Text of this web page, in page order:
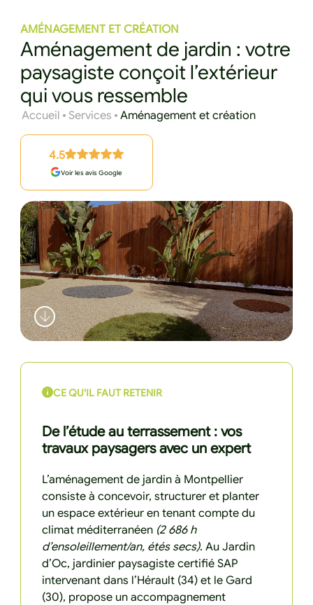
AMÉNAGEMENT ET CRÉATION
Aménagement de jardin : votre
paysagiste conçoit l’extérieur
qui vous ressemble
Accueil Services Aménagement et création
4.5
Voir les avis Google
CE QU'IL FAUT RETENIR
De l’étude au terrassement : vos
travaux paysagers avec un expert
L’aménagement de jardin à Montpellier
consiste à concevoir, structurer et planter
un espace extérieur en tenant compte du
climat méditerranéen (2 686 h
d’ensoleillement/an, étés secs). Au Jardin
d’Oc, jardinier paysagiste certifié SAP
intervenant dans l’Hérault (34) et le Gard
(30), propose un accompagnement